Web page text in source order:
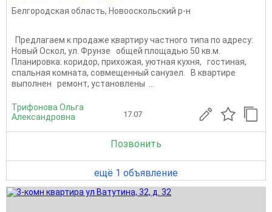
Белгородская область, Новооскольский р-н
Предлагаем к продаже квартиру частного типа по адресу:
Новый Оскол, ул. Фрунзе общей площадью 50 кв.м.
Планировка: коридор, прихожая, уютная кухня, гостиная,
спальная комната, совмещенный санузел. В квартире
выполнен ремонт, установлены ...
Трифонова Ольга
Александровна
17.07
Позвонить
ещё 1 объявление